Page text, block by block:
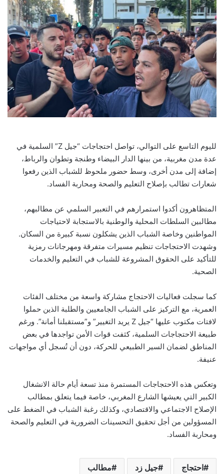
لليوم التاسع على التوالي، تواصل احتجاجات “جيل Z” السلمية في
عدة مدن مغربية، من بينها الدار البيضاء وطنجة وتطوان والرباط،
إضافة إلى مدن أخرى، وسط حضور ملحوظ للشباب الذين رفعوا
شعارات تطالب بإصلاح التعليم والصحة ومحاربة الفساد.
المتظاهرون أكدوا استمرارهم في التعبير السلمي عن مطالبهم،
مطالبين السلطات المحلية والوطنية بالاستجابة لاحتياجات
المواطنين وخاصة الشباب الذين يشكلون نسبة كبيرة من السكان.
وشهدت الاحتجاجات تنظيم مسيرات متفرقة ومهرجانات رمزية
للتأكيد على الحقوق المشروعة للشباب في التعليم والخدمات
الصحية.
كما سجلت فعاليات الاحتجاج مشاركة واسعة من مختلف الفئات
العمرية، مع التركيز على الشباب الجامعيين والطلبة الذين حملوا
لافتات مكتوب عليها “جيل Z يريد التغيير” و”مستقبلنا أمانة”. ورغم
طبيعة الاحتجاجات السلمية، كثفت قوات الأمن تواجدها في بعض
المناطق لضمان السير الطبيعي للحركة، دون أن تُسجل أي مواجهات
عنيفة.
وتعكس هذه الاحتجاجات المستمرة منذ تسعة أيام حالة الانشغال
الكبير التي يعيشها الشارع المغربي، خاصة فيما يتعلق بمطالب
الإصلاح الاجتماعي والاقتصادي، وكذلك رغبة الشباب في الضغط على
المسؤولين من أجل تحقيق التحسينات الضرورية في التعليم والصحة
ومحاربة الفساد.
احتجاج جيل زد مطالب